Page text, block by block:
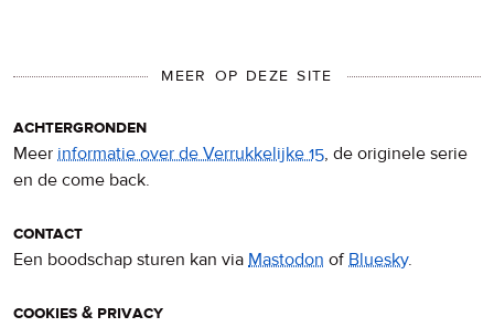
MEER OP DEZE SITE
achtergronden
Meer informatie over de Verrukkelijke 15, de originele serie
en de come back.
contact
Een boodschap sturen kan via Mastodon ofBluesky.
cookies & privacy